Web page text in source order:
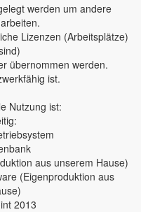
werden um andere
Lizenzen (Arbeitsplätze)
übernommen werden.
ist.
Nutzung ist:
aus unserem Hause)
(Eigenproduktion aus
2013